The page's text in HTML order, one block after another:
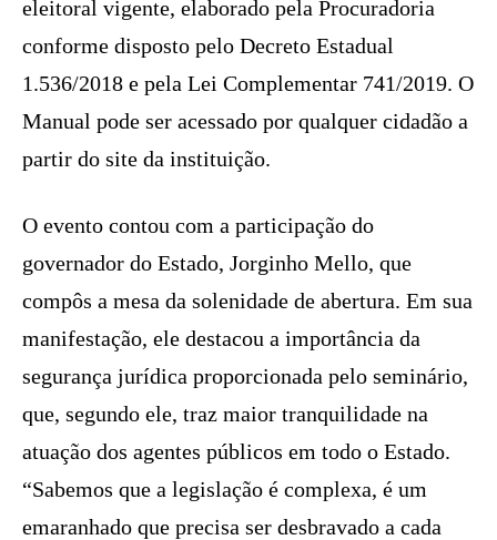
eleitoral vigente, elaborado pela Procuradoria
conforme disposto pelo Decreto Estadual
1.536/2018 e pela Lei Complementar 741/2019. O
Manual pode ser acessado por qualquer cidadão a
partir do site da instituição.
O evento contou com a participação do
governador do Estado, Jorginho Mello, que
compôs a mesa da solenidade de abertura. Em sua
manifestação, ele destacou a importância da
segurança jurídica proporcionada pelo seminário,
que, segundo ele, traz maior tranquilidade na
atuação dos agentes públicos em todo o Estado.
“Sabemos que a legislação é complexa, é um
emaranhado que precisa ser desbravado a cada